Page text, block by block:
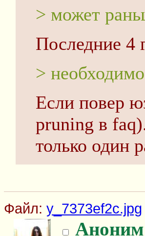
> может
Последние 4
>
Если повер
pruning в
только один
Файл: y_7373ef2c.jpg
Аноним